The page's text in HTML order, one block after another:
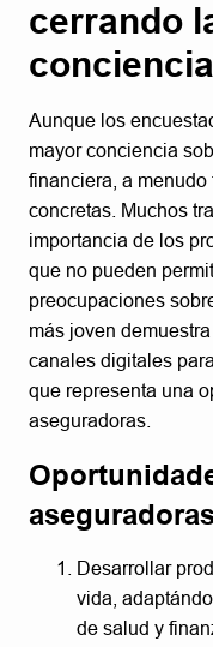
cerrando
Aunque los
mayor conciencia
financiera, a
concretas. Muchos
importancia de los
que no pueden
preocupaciones
más joven
canales digitales
que representa una
aseguradoras.
Desarrollar
vida,
de salud y